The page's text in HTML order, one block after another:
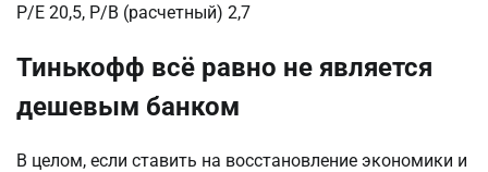
P/E 20,5, P/B (расчетный) 2,7
Тинькофф всё равно не является
дешевым банком
В целом, если ставить на восстановление экономики и